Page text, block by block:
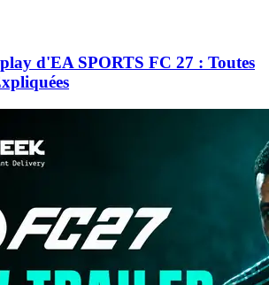
d'EA SPORTS FC 27 : Toutes